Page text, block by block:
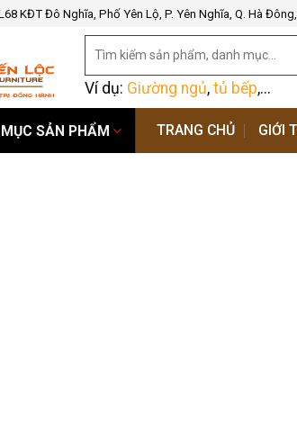
KĐT Đô Nghĩa, Phố Yên Lộ, P. Yên Nghĩa, Q. Hà
Ví dụ: Giường ngủ, tủ bếp,...
SẢN PHẨM TRANG CHỦ GIỚI